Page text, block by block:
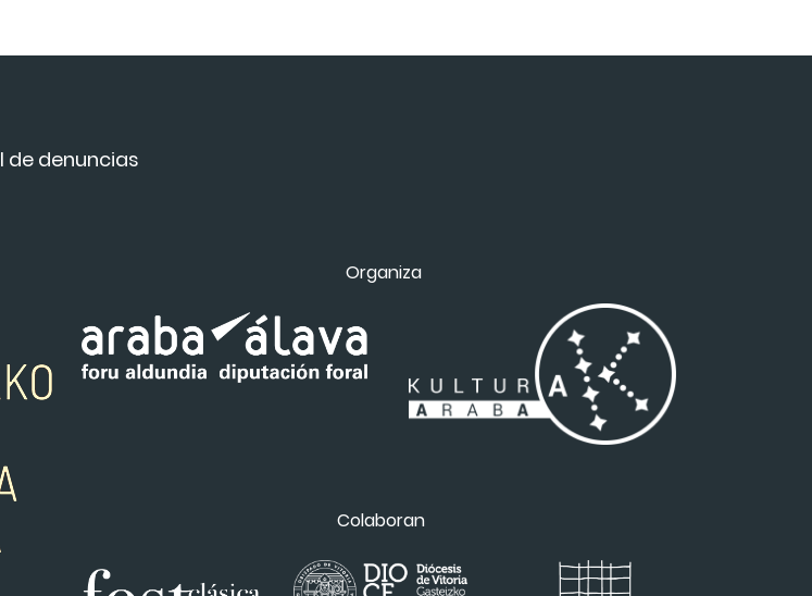
de denuncias
Organiza
Colaboran